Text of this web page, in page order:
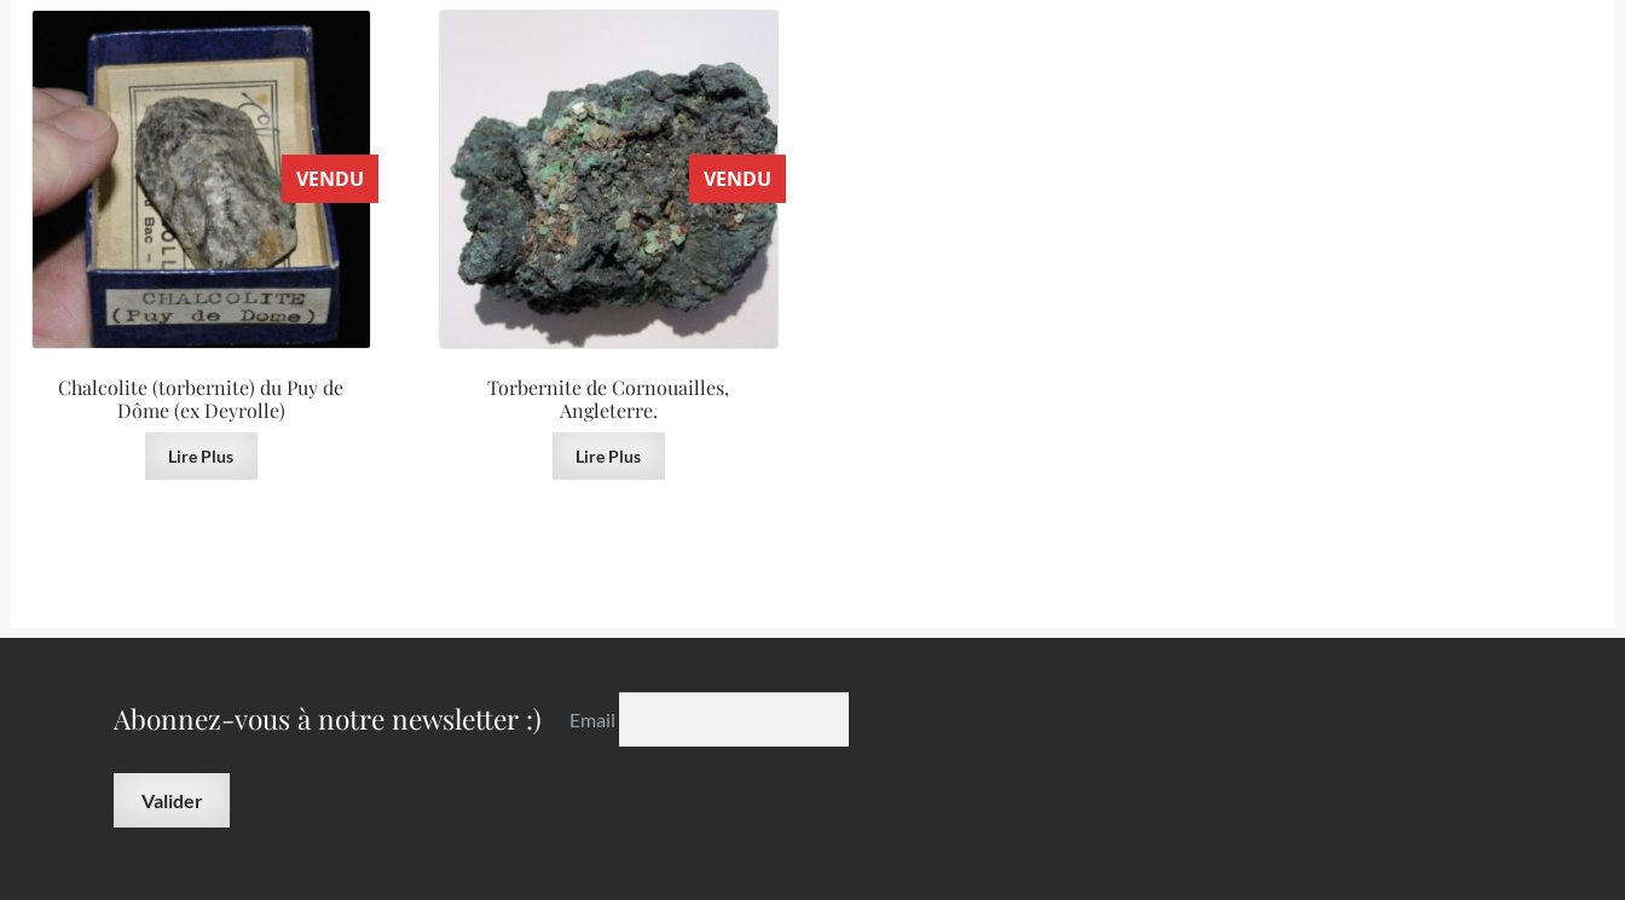
VENDU
Chalcolite (torbernite) du Puy de
Dôme (ex Deyrolle)
Lire Plus
VENDU
Torbernite de Cornouailles,
Angleterre.
Lire Plus
Abonnez-vous à notre newsletter :) Email